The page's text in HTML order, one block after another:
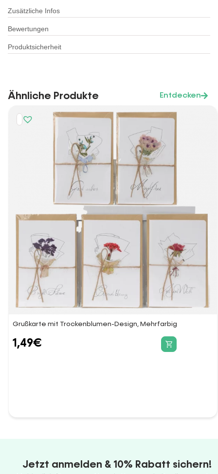
Zusätzliche Infos
Bewertungen
Produktsicherheit
Ähnliche Produkte Entdecken
Grußkarte mit Trockenblumen-Design, Mehrfarbig
1,49€
Jetzt anmelden & 10% Rabatt sichern!